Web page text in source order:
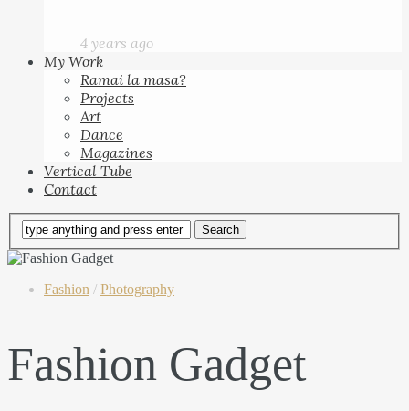
4 years ago
My Work
Ramai la masa?
Projects
Art
Dance
Magazines
Vertical Tube
Contact
Fashion / Photography
Fashion Gadget